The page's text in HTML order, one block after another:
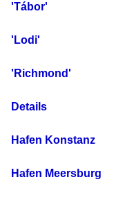
'Tábor'
'Lodi'
'Richmond'
Details
Hafen Konstanz
Hafen Meersburg